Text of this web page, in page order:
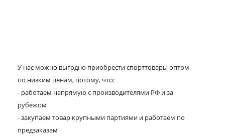
У нас можно выгодно приобрести спорттовары оптом
по низким ценам, потому, что:
- работаем напрямую с производителями РФ и за
рубежом
- закупаем товар крупными партиями и работаем по
предзаказам